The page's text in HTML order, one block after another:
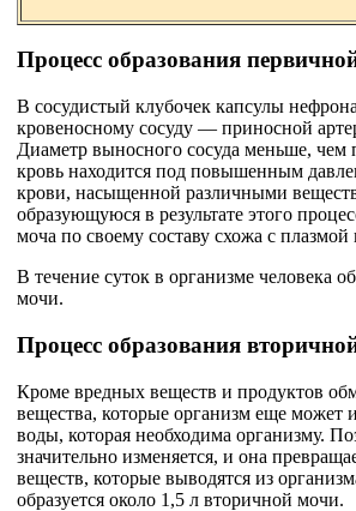
Процесс образования
В сосудистый клубочек капсулы
кровеносному сосуду — приносной
Диаметр выносного сосуда меньше, чем
кровь находится под повышенным
крови, насыщенной различными
образующуюся в результате этого
моча по своему составу схожа с
В течение суток в организме человека
мочи.
Процесс образования
Кроме вредных веществ и продуктов
вещества, которые организм еще
воды, которая необходима организму.
значительно изменяется, и она
веществ, которые выводятся из
образуется около 1,5 л вторичной мочи.